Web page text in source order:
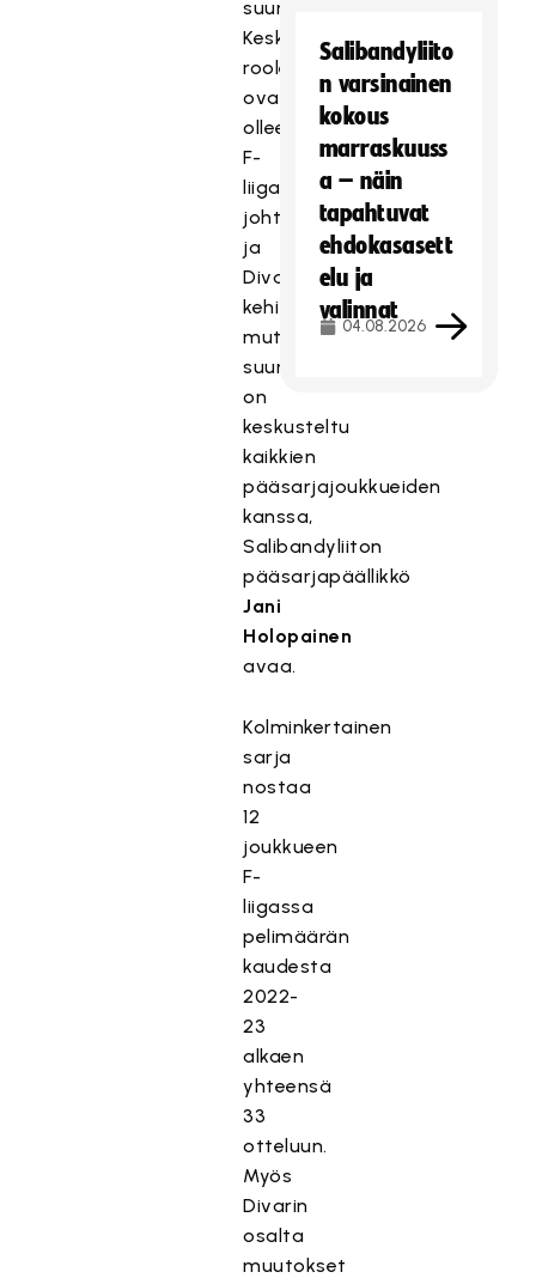
suunnittelussa.
Keskeisissä
rooleissa
ovat
olleet
F-
liigan
johtoryhmä
ja
Divarin
kehitysryhmä,
mutta
suunnitelmista
on
keskusteltu
kaikkien
pääsarjajoukkueiden
kanssa,
Salibandyliiton
pääsarjapäällikkö
Jani
Holopainen
avaa.
Kolminkertainen
sarja
nostaa
12
joukkueen
F-
liigassa
pelimäärän
kaudesta
2022-
23
alkaen
yhteensä
33
otteluun.
Myös
Divarin
osalta
muutokset
Salibandyliito
n varsinainen
kokous
marraskuuss
a – näin
tapahtuvat
ehdokasasett
elu ja
valinnat
04.08.2026